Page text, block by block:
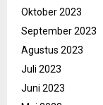
Oktober 2023
September 2023
Agustus 2023
Juli 2023
Juni 2023